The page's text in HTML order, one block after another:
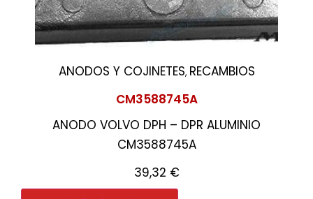
ANODOS Y COJINETES, RECAMBIOS
CM3588745A
ANODO VOLVO DPH – DPR ALUMINIO
CM3588745A
39,32 €